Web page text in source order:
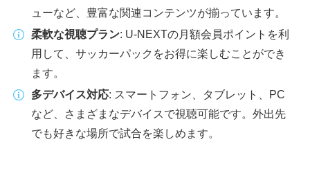
ューなど、豊富な関連コンテンツが揃っています。
柔軟な視聴プラン: U-NEXTの月額会員ポイントを利
用して、サッカーパックをお得に楽しむことができ
ます。
多デバイス対応: スマートフォン、タブレット、PC
など、さまざまなデバイスで視聴可能です。外出先
でも好きな場所で試合を楽しめます。